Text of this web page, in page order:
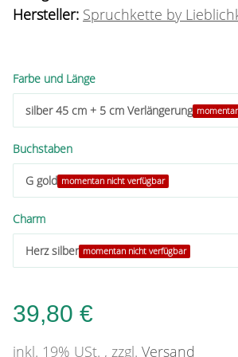
Hersteller: Spruchkette by
Farbe und Länge
silber 45 cm + 5 cm Verlängerung
Buchstaben
G gold momentan nicht verfügbar
Charm
Herz silber momentan nicht verfügbar
39,80 €
inkl. 19% USt. , zzgl. Versand